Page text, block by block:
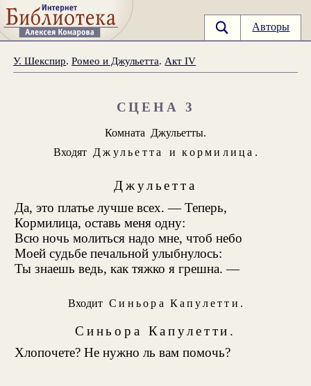
Авторы
У. Шекспир.Ромео и Джульетта. Акт IV
СЦЕНА 3
Комната Джульетты.
ВходятДжульетта икормилица .
Джульетта
Да, это платье лучше всех. — Теперь,
Кормилица, оставь меня одну:
Всю ночь молиться надо мне, чтоб небо
Моей судьбе печальной улыбнулось:
Ты знаешь ведь, как тяжко я грешна. —
Входит Синьора Капулетти .
Синьора Капулетти.
Хлопочете? Не нужно ль вам помочь?